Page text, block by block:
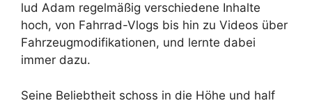
lud Adam regelmäßig verschiedene Inhalte
hoch, von Fahrrad-Vlogs bis hin zu Videos über
Fahrzeugmodifikationen, und lernte dabei
immer dazu.
Seine Beliebtheit schoss in die Höhe und half